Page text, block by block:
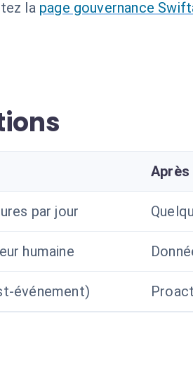
la page gouvernance
Après
par jour
humaine
événement)